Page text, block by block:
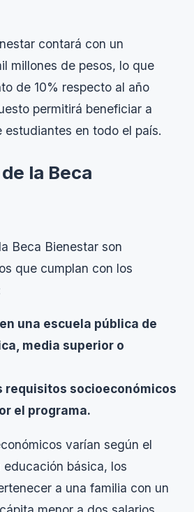
contará con un
millones de pesos, lo que
de 10% respecto al año
permitirá beneficiar a
estudiantes en todo el país.
la Beca
Beca Bienestar son
que cumplan con los
una escuela pública de
media superior o
requisitos socioeconómicos
el programa.
varían según el
básica, los
a una familia con un